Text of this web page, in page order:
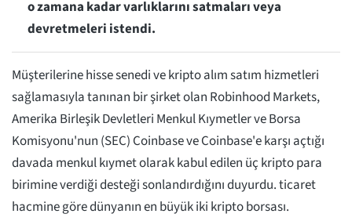
o zamana kadar varlıklarını satmaları veya
devretmeleri istendi.
Müşterilerine hisse senedi ve kripto alım satım hizmetleri
sağlamasıyla tanınan bir şirket olan Robinhood Markets,
Amerika Birleşik Devletleri Menkul Kıymetler ve Borsa
Komisyonu'nun (SEC) Coinbase ve Coinbase'e karşı açtığı
davada menkul kıymet olarak kabul edilen üç kripto para
birimine verdiği desteği sonlandırdığını duyurdu. ticaret
hacmine göre dünyanın en büyük iki kripto borsası.